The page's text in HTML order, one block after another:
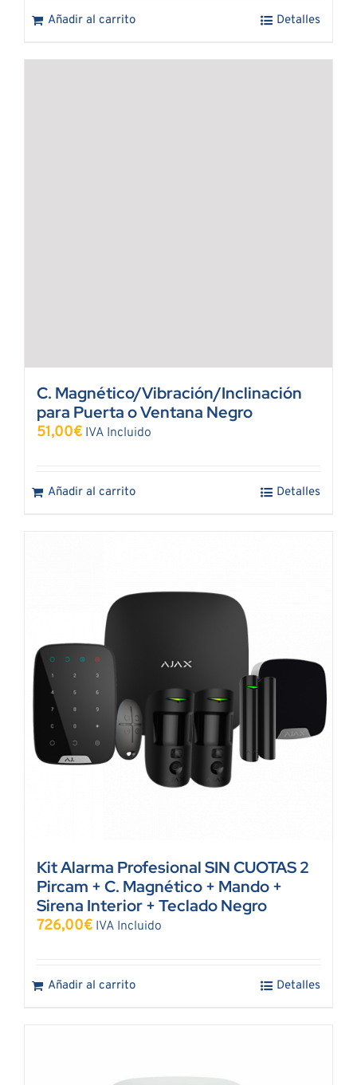
Añadir al carrito Detalles
C. Magnético/Vibración/Inclinación
para Puerta o Ventana Negro
51,00€ IVA Incluido
Añadir al carrito Detalles
Kit Alarma Profesional SIN CUOTAS 2
Pircam + C. Magnético + Mando +
Sirena Interior + Teclado Negro
726,00€ IVA Incluido
Añadir al carrito Detalles